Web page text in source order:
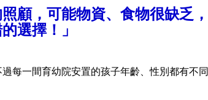
顧，可能物資、食物很缺乏
選擇！」
每一間育幼院安置的孩子年齡、性別都有不